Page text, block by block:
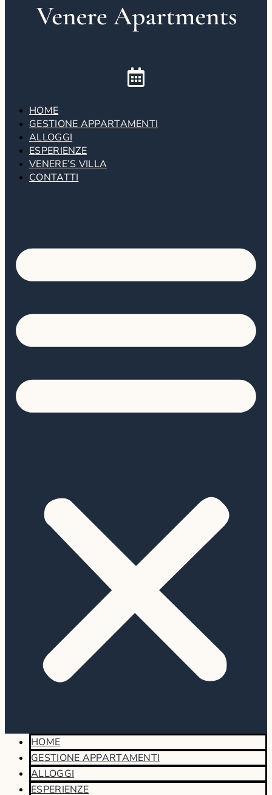
HOME
GESTIONE APPARTAMENTI
ALLOGGI
ESPERIENZE
VENERE’S VILLA
CONTATTI
HOME
GESTIONE APPARTAMENTI
ALLOGGI
ESPERIENZE